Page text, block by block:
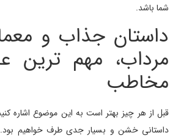
شما باشد.
داستان جذاب و
مرداب، مهم ترین
مخاطب
قبل از هر چیز بهتر است به این موضوع اشاره
داستانی خشن و بسیار جدی طرف خواهیم بود.